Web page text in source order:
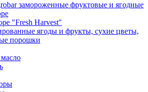
замороженные фруктовые и ягодные
"Fresh Harvest"
ягоды и фрукты, сухие цветы,
порошки